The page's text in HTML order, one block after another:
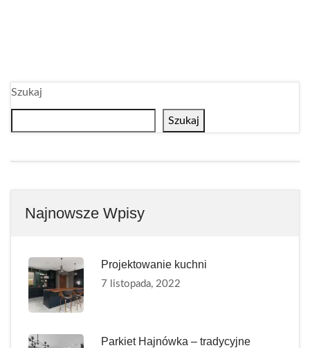
Szukaj
Szukaj
Najnowsze Wpisy
Projektowanie kuchni
7 listopada, 2022
Parkiet Hajnówka – tradycyjne